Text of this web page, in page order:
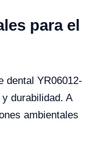
para el
dental YR06012-
durabilidad. A
ambientales